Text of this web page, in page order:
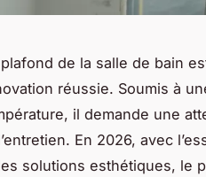
de la salle de bain
réussie. Soumis à
il demande une
En 2026, avec
solutions esthétiques, le